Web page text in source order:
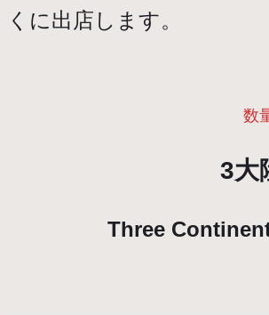
くに出店します。
数
3大
Three